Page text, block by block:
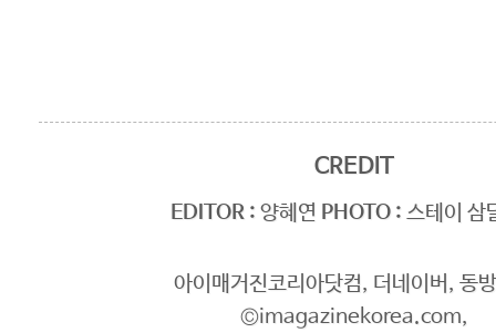
CREDIT
EDITOR : 양혜연 PHOTO : 스테이 삼
아이매거진코리아닷컴, 더네이버, 동
©imagazinekorea.com,